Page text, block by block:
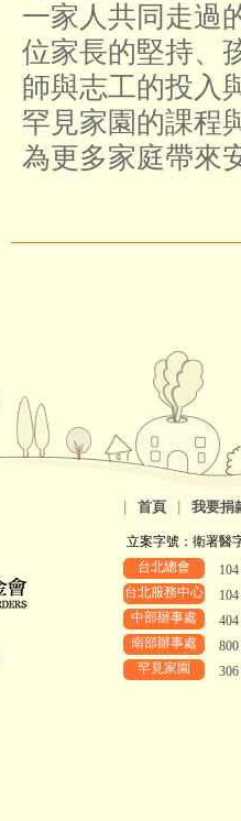
一家人共同走過
位家長的堅持、
師與志工的投入
罕見家園的課程
為更多家庭帶來
首頁 我要捐
立案字號：衛署醫
台北總會
台北服務中心
中部辦事處
南部辦事處
罕見家園